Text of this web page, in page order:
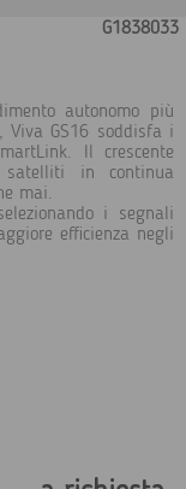
G1838033
autonomo più
Viva GS16 soddisfa i
Il crescente
satelliti in continua
mai.
i segnali
efficienza negli